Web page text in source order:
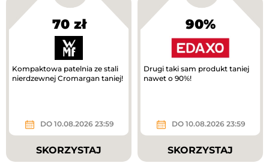
70 zł
Kompaktowa patelnia ze stali
nierdzewnej Cromargan taniej!
DO 10.08.2026 23:59
SKORZYSTAJ
90%
Drugi taki sam produkt taniej
nawet o 90%!
DO 10.08.2026 23:59
SKORZYSTAJ